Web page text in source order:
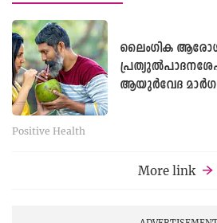
ലൈംഗിക
ആയുർവേദ
Positive Health
More link